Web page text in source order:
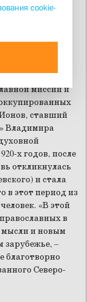
Церкви»
Париже в
стали
епископами,
миссии и
ставший
Владимира
х годов, после
откликнулась
и стала
в этот период из
«В этой
в
мысли и новым
зарубежье, –
благотворно
Северо-
cookie-